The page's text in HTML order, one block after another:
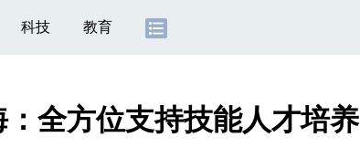
科技 教育
：全方位支持技能人才培养